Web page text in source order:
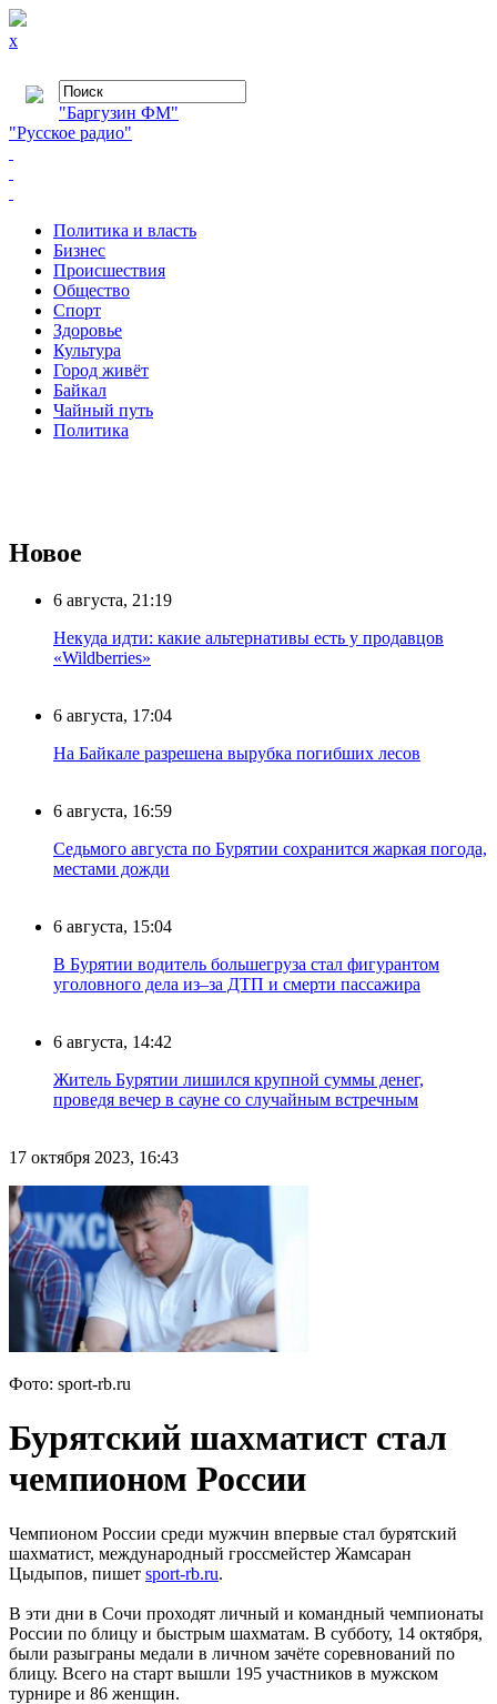
x
"Баргузин ФМ"
"Русское радио"
Политика и власть
Бизнес
Происшествия
Общество
Cпорт
Здоровье
Культура
Город живёт
Байкал
Чайный путь
Политика
Новое
6 августа, 21:19
Некуда идти: какие альтернативы есть у продавцов
«Wildberries»
6 августа, 17:04
На Байкале разрешена вырубка погибших лесов
6 августа, 16:59
Седьмого августа по Бурятии сохранится жаркая погода,
местами дожди
6 августа, 15:04
В Бурятии водитель большегруза стал фигурантом
уголовного дела из–за ДТП и смерти пассажира
6 августа, 14:42
Житель Бурятии лишился крупной суммы денег,
проведя вечер в сауне со случайным встречным
17 октября 2023, 16:43
Фото: sport-rb.ru
Бурятский шахматист стал
чемпионом России
Чемпионом России среди мужчин впервые стал бурятский
шахматист, международный гроссмейстер Жамсаран
Цыдыпов, пишет sport-rb.ru.
В эти дни в Сочи проходят личный и командный чемпионаты
России по блицу и быстрым шахматам. В субботу, 14 октября,
были разыграны медали в личном зачёте соревнований по
блицу. Всего на старт вышли 195 участников в мужском
турнире и 86 женщин.